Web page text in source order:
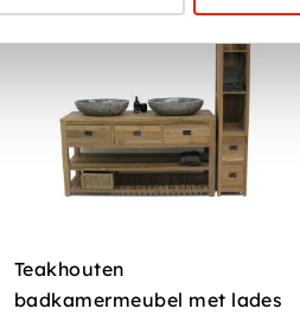
Teakhouten
badkamermeubel met lades